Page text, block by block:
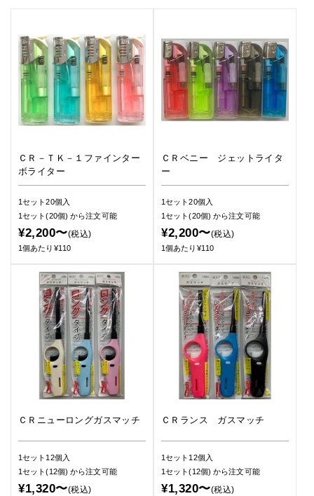
ＣＲ－ＴＫ－１ファインター
ボライター
1セット20個入
1セット(20個)から注文可能
¥2,200〜(税込)
1個あたり¥110
ＣＲベニー ジェットライタ
ー
1セット20個入
1セット(20個)から注文可能
¥2,200〜(税込)
1個あたり¥110
ＣＲニューロングガスマッチ
1セット12個入
1セット(12個)から注文可能
¥1,320〜(税込)
ＣＲランス ガスマッチ
1セット12個入
1セット(12個)から注文可能
¥1,320〜(税込)